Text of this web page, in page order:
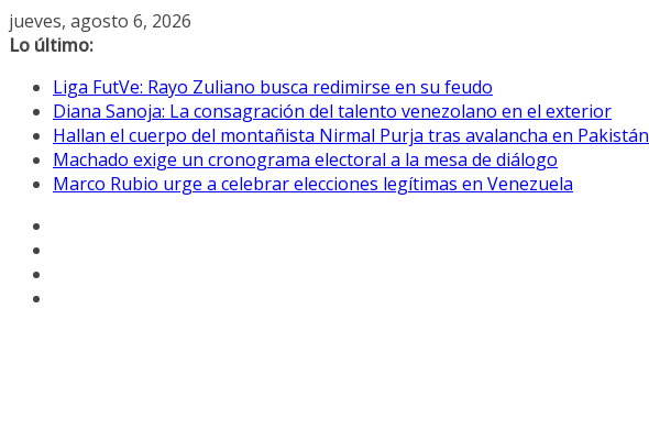
Saltar
al
jueves, agosto 6, 2026
Lo último:
Liga FutVe: Rayo Zuliano busca redimirse en su feudo
Diana Sanoja: La consagración del talento venezolano en el exterior
Hallan el cuerpo del montañista Nirmal Purja tras avalancha en Pakistán
Machado exige un cronograma electoral a la mesa de diálogo
Marco Rubio urge a celebrar elecciones legítimas en Venezuela